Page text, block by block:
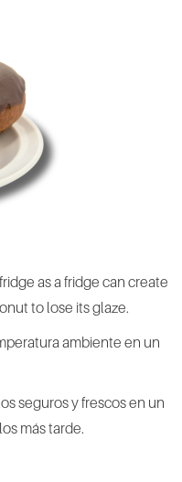
as a fridge can create
to lose its glaze.
ambiente en un
seguros y frescos en un
más tarde.